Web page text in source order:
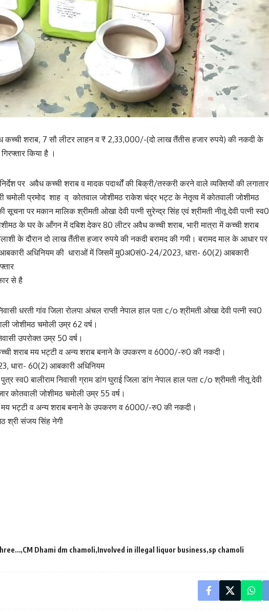
कच्ची शराब, 7 सौ लीटर लाहन व ₹ 2,33,000/-(दो लाख तैंतीस हजार रुपये) की नकदी के
किया है ।
पर अवैध कच्ची शराब व मादक पदार्थों की बिक्री/तस्करी करने वाले व्यक्तियों की लगातार
चमोली प्रमोद शाह व् कोतवाल जोशीमठ राकेश चंद्र भट्ट के नेतृत्व में कोतवाली जोशीमठ
सूचना पर मकान मालिक श्रीमती ओखा देवी पत्नी सुरेन्द्र सिंह एवं श्रीमती नीतू देवी पत्नी स्व0
के घर के आँगन में दबिश देकर 80 लीटर अवैध कच्ची शराब, भारी मात्रा में कच्ची शराब
के दौरान दो लाख तैंतीस हजार रुपये की नकदी बरामद की गयी। बरामद माल के आधार पर
आबकारी अधिनियम की धाराओं में जिसमें मु0अ0सं0-24/2023, धारा- 60(2) आबकारी
से है
धरती गांव जिला रोलपा अंचल राप्ती नेपाल हाल पता c/o श्रीमती ओखा देवी पत्नी स्व0
जोशीमठ चमोली उम्र 62 वर्ष।
उपरोक्त उम्र 50 वर्ष।
शराब मय भट्टी व अन्य शराब बनाने के उपकरण व 6000/-रु0 की नकदी।
धारा- 60(2) आबकारी अधिनियम
स्व0 बालीराम निवासी ग्राम डांग घुराई जिला डांग नेपाल हाल पता c/o श्रीमती नीतू देवी
कोतवाली जोशीमठ चमोली उम्र 55 वर्ष।
मय भट्टी व अन्य शराब बनाने के उपकरण व 6000/-रु0 की नकदी।
श्री संजय सिंह नेगी
CM Dhami dm chamoli Involved in illegal liquor business sp chamoli